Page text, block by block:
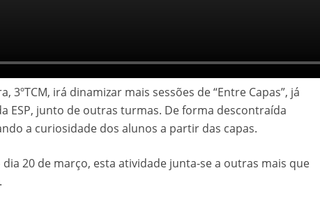
3ºTCM, irá dinamizar mais sessões de “Entre Capas”, já
ESP, junto de outras turmas. De forma descontraída
a curiosidade dos alunos a partir das capas.
20 de março, esta atividade junta-se a outras mais que